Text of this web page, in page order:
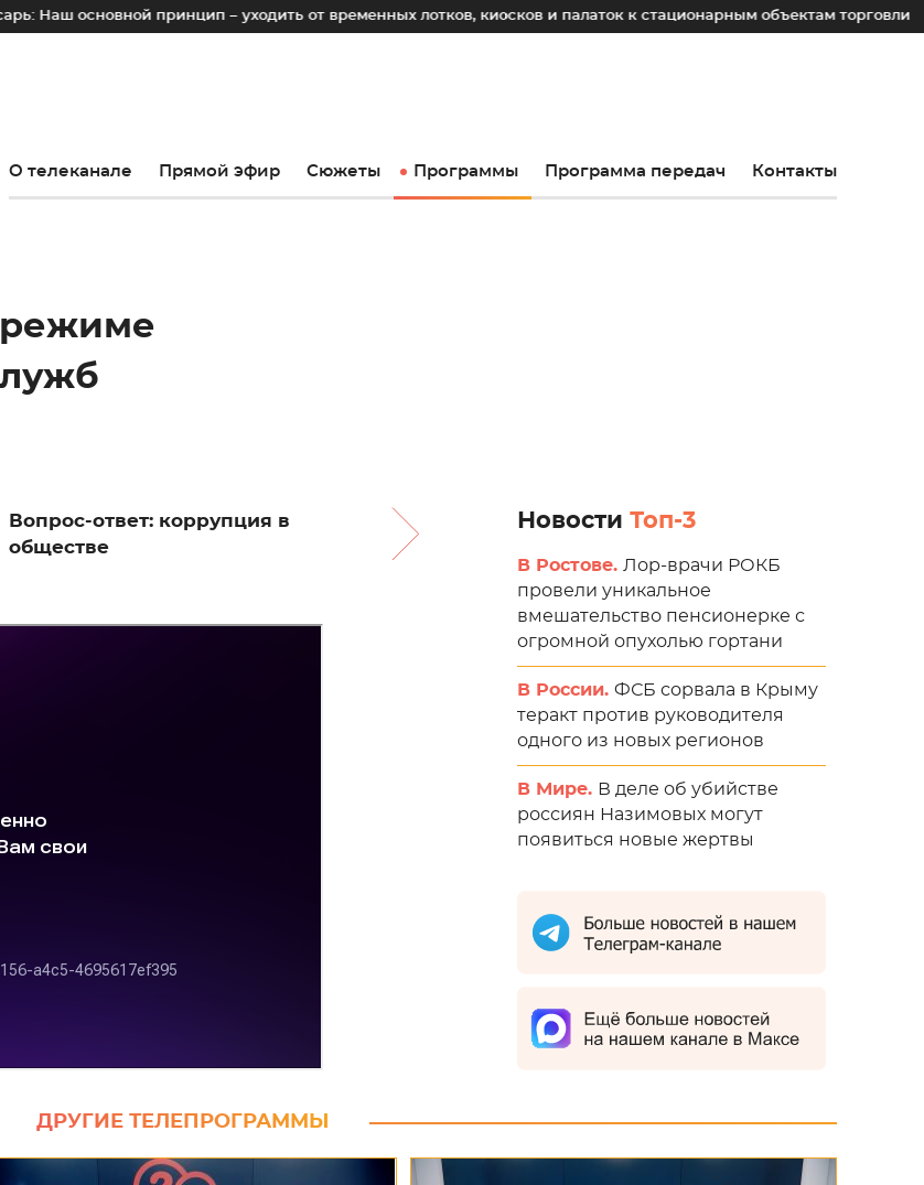
принцип – уходить от временных лотков, киосков и палаток к стационарным объектам торговли До
О телеканале Прямой эфир Сюжеты Программы Программа передач Контакты
режиме
Вопрос-ответ: коррупция в
обществе
Новости Топ-3
В Ростове. Лор-врачи РОКБ
провели уникальное
вмешательство пенсионерке с
огромной опухолью гортани
В России. ФСБ сорвала в Крыму
теракт против руководителя
одного из новых регионов
В Мире. В деле об убийстве
россиян Назимовых могут
появиться новые жертвы
ДРУГИЕ ТЕЛЕПРОГРАММЫ